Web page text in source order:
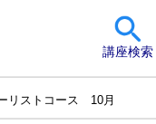
講座検索
リストコース 10月